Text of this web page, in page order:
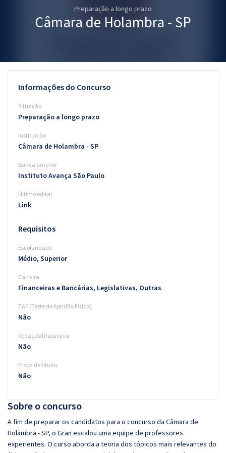
Graduação
Questões grátis
Blog
Aprovados
Atendimento
Preparação a longo prazo
Câmara de Holambra - SP
Sobre o concurso
A fim de preparar os candidatos para o concurso da Câmara de
Holambra - SP, o Gran escalou uma equipe de professores
experientes. O curso aborda a teoria dos tópicos mais relevantes do
Informações do Concurso
Situação
Preparação a longo prazo
Instituição
Câmara de Holambra - SP
Banca anterior
Instituto Avança São Paulo
Último edital
Link
Requisitos
Escolaridade
Médio, Superior
Carreira
Financeiras e Bancárias, Legislativas, Outras
TAF (Teste de Aptidão Física)
Não
Redação Discursiva
Não
Prova de títulos
Não